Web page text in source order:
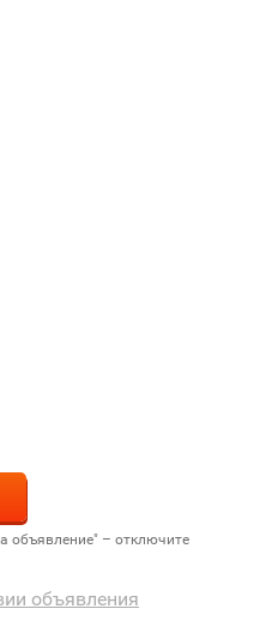
объявление" – отключите
объявления